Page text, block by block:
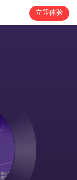
立即体验